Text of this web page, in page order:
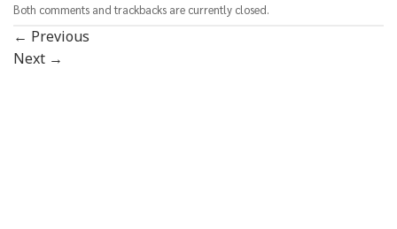
Both comments and trackbacks are currently closed.
← Previous
Next →